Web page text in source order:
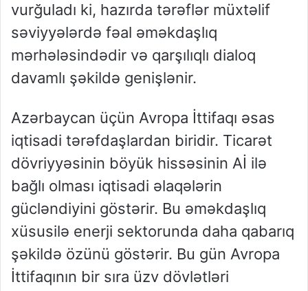
vurğuladı ki, hazırda tərəflər müxtəlif
səviyyələrdə fəal əməkdaşlıq
mərhələsindədir və qarşılıqlı dialoq
davamlı şəkildə genişlənir.
Azərbaycan üçün Avropa İttifaqı əsas
iqtisadi tərəfdaşlardan biridir. Ticarət
dövriyyəsinin böyük hissəsinin Aİ ilə
bağlı olması iqtisadi əlaqələrin
gücləndiyini göstərir. Bu əməkdaşlıq
xüsusilə enerji sektorunda daha qabarıq
şəkildə özünü göstərir. Bu gün Avropa
İttifaqının bir sıra üzv dövlətləri